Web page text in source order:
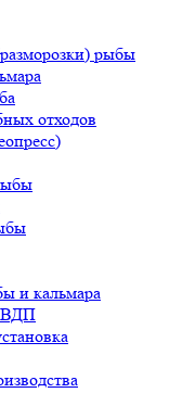
рыбы
отходов
и кальмара
ВДП